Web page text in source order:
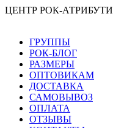
ЦЕНТР РОК-
ГРУППЫ
РОК-БЛОГ
РАЗМЕРЫ
ОПТОВИКАМ
ДОСТАВКА
САМОВЫВОЗ
ОПЛАТА
ОТЗЫВЫ